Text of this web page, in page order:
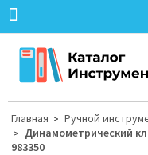
Главная > Ручной
> Динамометрический
983350